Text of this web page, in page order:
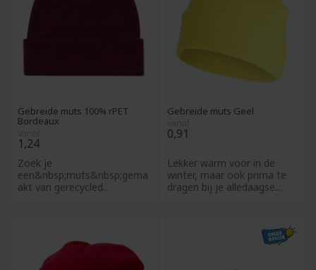
Gebreide muts 100% rPET
Bordeaux
1,24
Zoek je
een&nbsp;muts&nbsp;gema
akt van gerecycled
Gebreide muts Geel
0,91
Lekker warm voor in de
winter, maar ook prima te
dragen bij je alledaagse